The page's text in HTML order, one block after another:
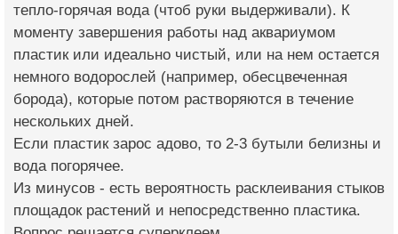
тепло-горячая вода (чтоб руки выдерживали). К
моменту завершения работы над аквариумом
пластик или идеально чистый, или на нем остается
немного водорослей (например, обесцвеченная
борода), которые потом растворяются в течение
нескольких дней.
Если пластик зарос адово, то 2-3 бутыли белизны и
вода погорячее.
Из минусов - есть вероятность расклеивания стыков
площадок растений и непосредственно пластика.